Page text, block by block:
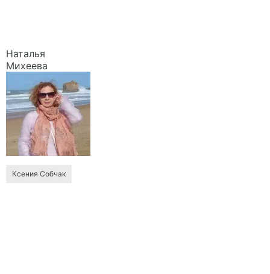
Наталья
Михеева
Ксения Собчак